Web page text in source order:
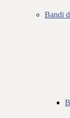
Bandi